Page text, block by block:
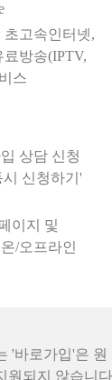
초고속인터넷,
방송(IPTV,
스
상담 신청
신청하기'
이지 및
/오프라인
'바로가입'은 원
원되지 않습니